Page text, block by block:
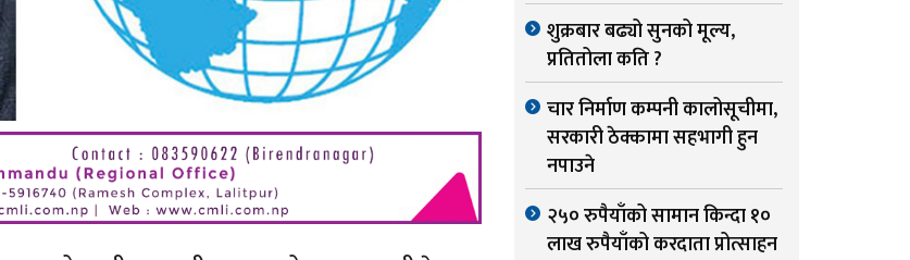
शुक्रबार बढ्यो सुनको मूल्य,
प्रतितोला कति ?
चार निर्माण कम्पनी कालोसूचीमा,
सरकारी ठेक्कामा सहभागी हुन
नपाउने
२५० रुपैयाँको सामान किन्दा १०
लाख रुपैयाँको करदाता प्रोत्साहन